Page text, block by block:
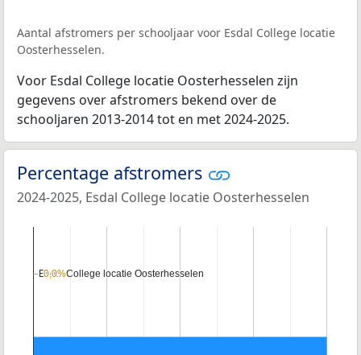
Aantal afstromers per schooljaar voor Esdal College locatie
Oosterhesselen.
Voor Esdal College locatie Oosterhesselen zijn
gegevens over afstromers bekend over de
schooljaren 2013-2014 tot en met 2024-2025.
Percentage afstromers
2024-2025, Esdal College locatie Oosterhesselen
Esdal College locatie Oosterhesselen
Esdal College locatie Oosterhesselen
0,0%
0,0%